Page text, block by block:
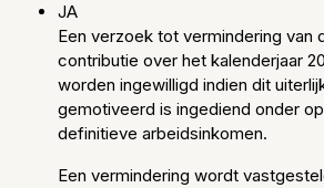
JA
Een verzoek tot vermindering van
contributie over het kalenderjaar
worden ingewilligd indien dit
gemotiveerd is ingediend onder
definitieve arbeidsinkomen.
Een vermindering wordt